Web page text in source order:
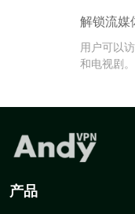
解锁流媒
用户可以
和电视剧。
产品